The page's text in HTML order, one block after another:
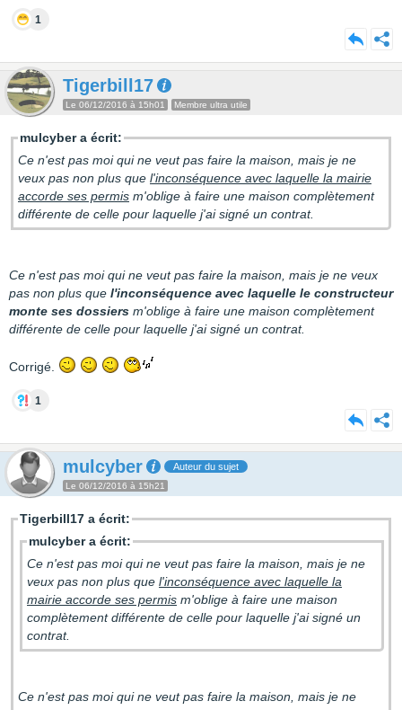
1
Tigerbill17
Le 06/12/2016 à 15h01 Membre ultra utile
mulcyber a écrit:
Ce n'est pas moi qui ne veut pas faire la maison, mais je ne
veux pas non plus que l'inconséquence avec laquelle la mairie
accorde ses permis m'oblige à faire une maison complètement
différente de celle pour laquelle j'ai signé un contrat.
Ce n'est pas moi qui ne veut pas faire la maison, mais je ne veux
pas non plus que l'inconséquence avec laquelle le constructeur
monte ses dossiers m'oblige à faire une maison complètement
différente de celle pour laquelle j'ai signé un contrat.
Corrigé.
1
mulcyber Auteur du sujet
Le 06/12/2016 à 15h21
Tigerbill17 a écrit:
mulcyber a écrit:
Ce n'est pas moi qui ne veut pas faire la maison, mais je ne
veux pas non plus que l'inconséquence avec laquelle la
mairie accorde ses permis m'oblige à faire une maison
complètement différente de celle pour laquelle j'ai signé un
contrat.
Ce n'est pas moi qui ne veut pas faire la maison, mais je ne